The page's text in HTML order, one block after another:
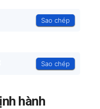
Sao chép
Sao chép
hành